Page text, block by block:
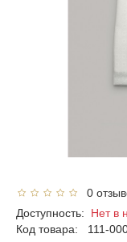
0
Доступность: Нет в
Код товара:
111-